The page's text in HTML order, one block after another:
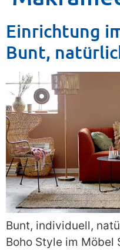
Einrichtung
Bunt,
Bunt, individuell,
Boho Style im Möbel